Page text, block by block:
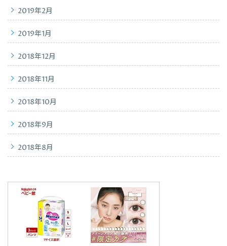
2019年2月
2019年1月
2018年12月
2018年11月
2018年10月
2018年9月
2018年8月